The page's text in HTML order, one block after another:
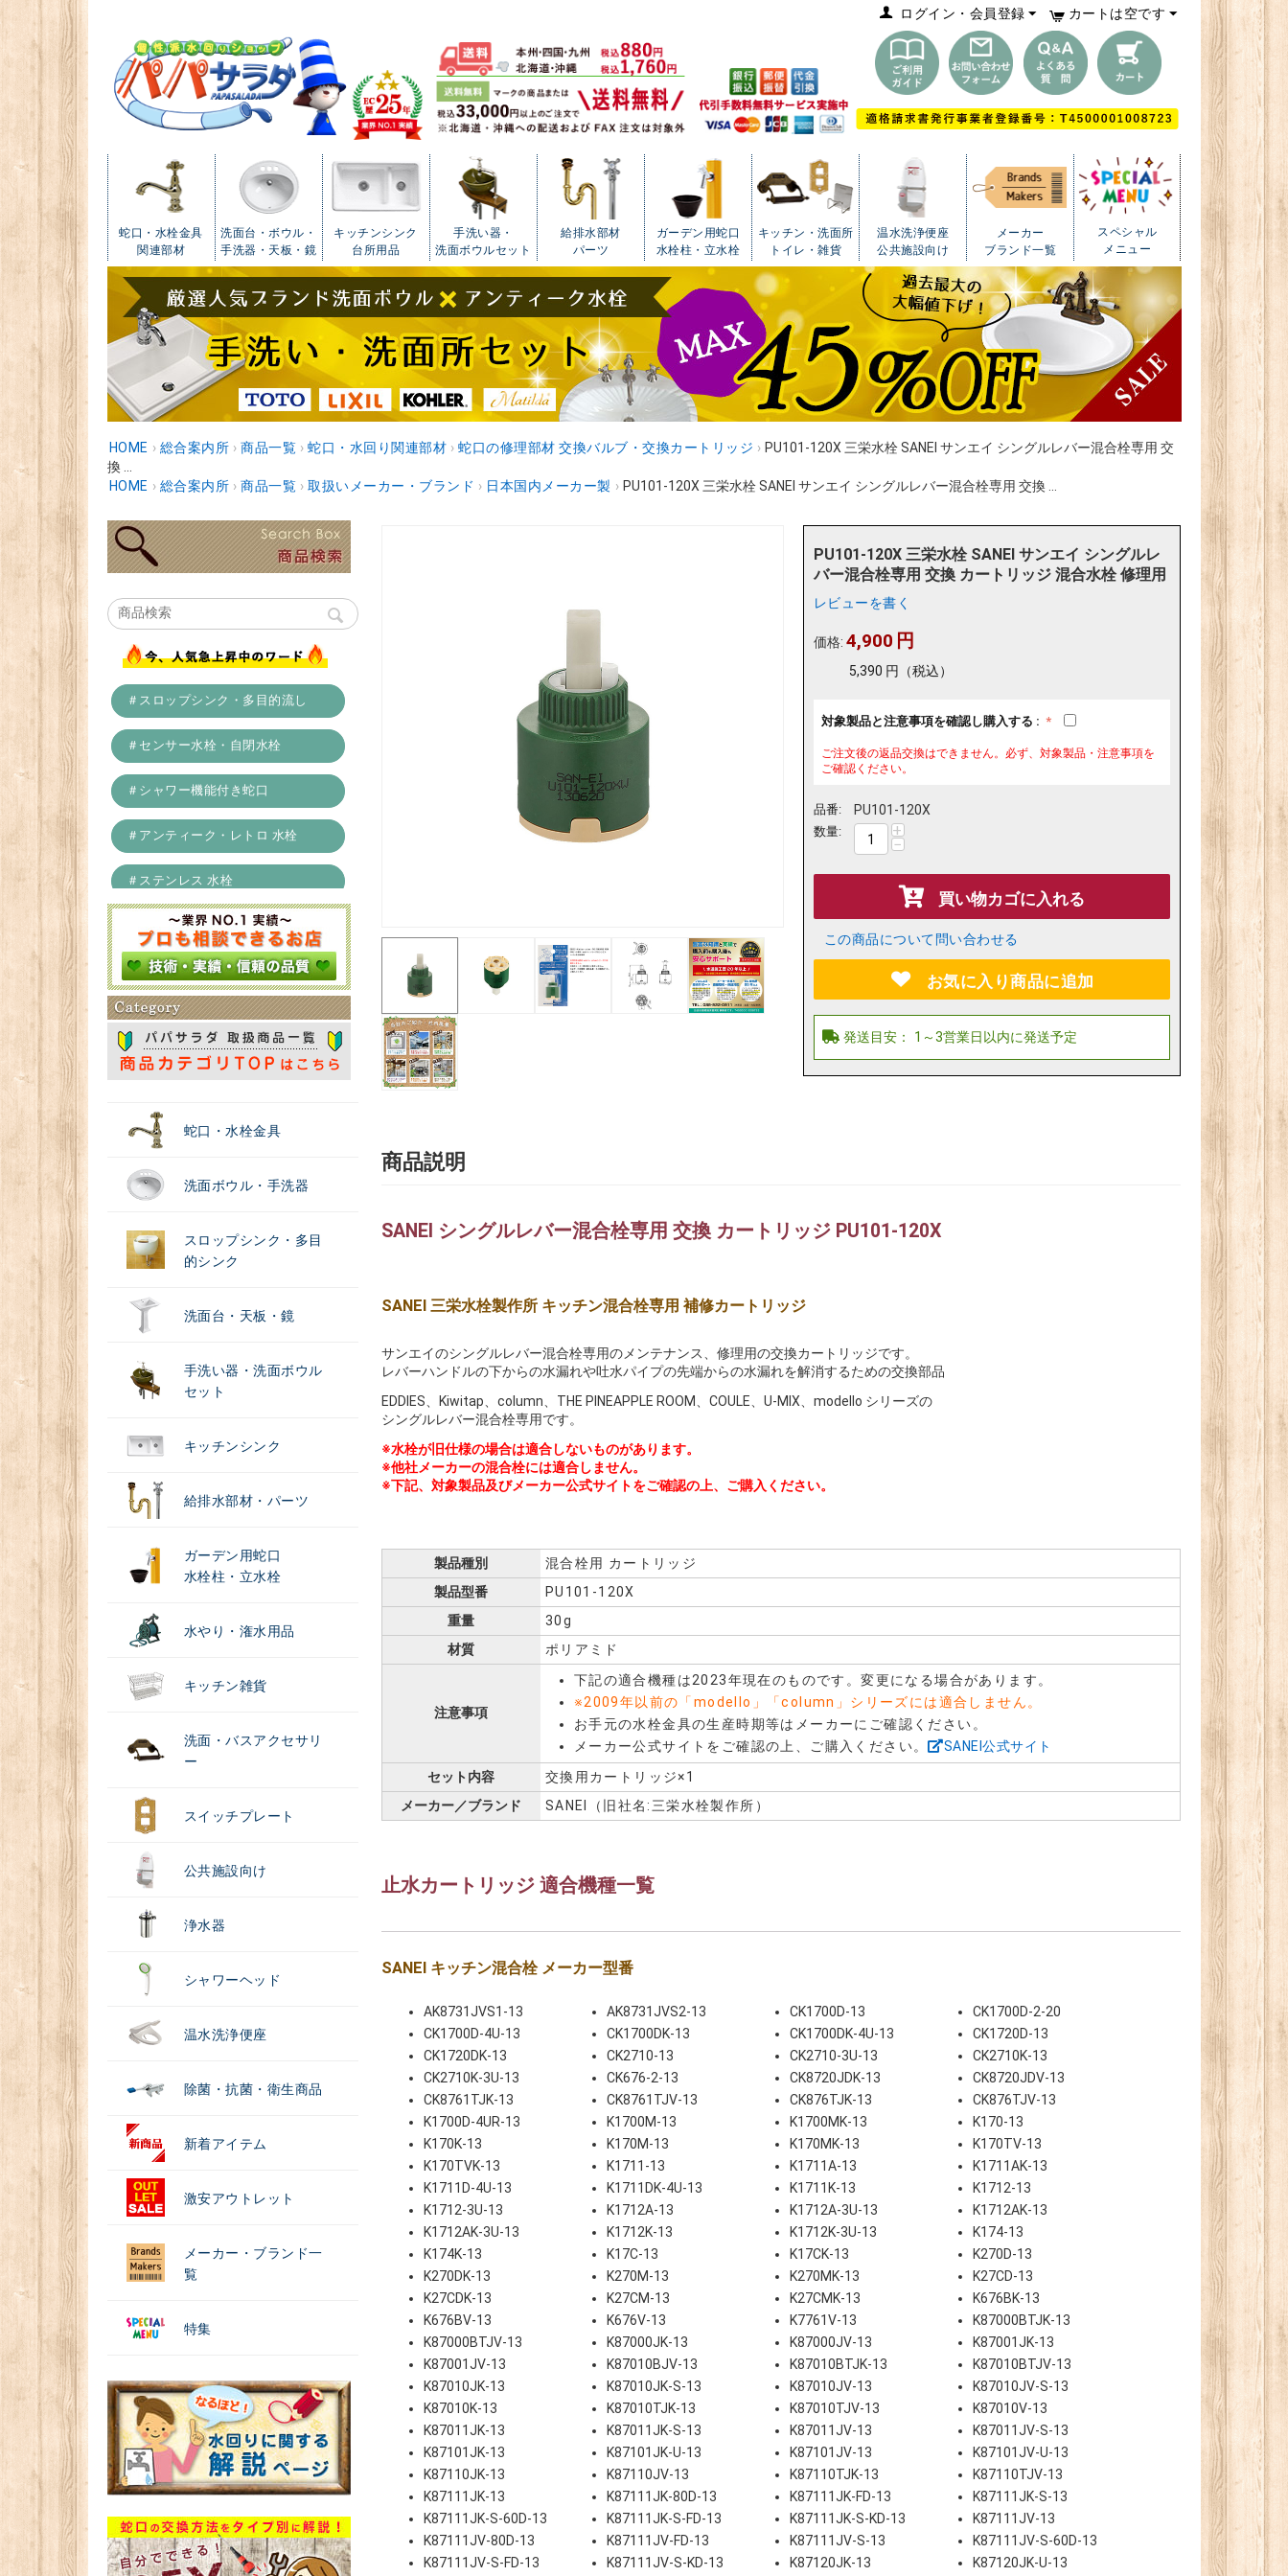
カートは空です
ログイン・会員登録
蛇口・水栓金具
関連部材
洗面台・ボウル・
手洗器・天板・鏡
キッチンシンク
台所用品
手洗い器・
洗面ボウルセット
給排水部材
パーツ
ガーデン用蛇口
水栓柱・立水栓
キッチン・洗面所
トイレ・雑貨
温水洗浄便座
公共施設向け
メーカー
ブランド一覧
スペシャル
メニュー
HOME › 総合案内所 › 商品一覧 › 蛇口・水回り関連部材 › 蛇口の修理部材 交換バルブ・交換カートリッジ › PU101-120X 三栄水栓 SANEI サンエイ シングルレバー混合栓専用 交
換 ...
HOME › 総合案内所 › 商品一覧 › 取扱いメーカー・ブランド › 日本国内メーカー製 › PU101-120X 三栄水栓 SANEI サンエイ シングルレバー混合栓専用 交換 ...
＃スロップシンク・多目的流し
＃センサー水栓・自閉水栓
＃シャワー機能付き蛇口
＃アンティーク・レトロ 水栓
＃ステンレス 水栓
＃浄水器
蛇口・水栓金具
洗面ボウル・手洗器
スロップシンク・多目
的シンク
洗面台・天板・鏡
手洗い器・洗面ボウル
セット
キッチンシンク
給排水部材・パーツ
ガーデン用蛇口
水栓柱・立水栓
水やり・潅水用品
キッチン雑貨
洗面・バスアクセサリ
ー
スイッチプレート
公共施設向け
浄水器
シャワーヘッド
温水洗浄便座
除菌・抗菌・衛生商品
新着アイテム
激安アウトレット
メーカー・ブランド一
覧
特集
PU101-120X 三栄水栓 SANEI サンエイ シングルレ
バー混合栓専用 交換 カートリッジ 混合水栓 修理用
レビューを書く
価格: 4,900 円
5,390 円 （税込）
対象製品と注意事項を確認し購入する :
ご注文後の返品交換はできません。必ず、対象製品・注意事項を
ご確認ください。
品番: PU101-120X
数量: +
−
買い物カゴに入れる
この商品について問い合わせる
お気に入り商品に追加
商品説明
SANEI シングルレバー混合栓専用 交換 カートリッジ PU101-120X
SANEI 三栄水栓製作所 キッチン混合栓専用 補修カートリッジ
サンエイのシングルレバー混合栓専用のメンテナンス、修理用の交換カートリッジです。
レバーハンドルの下からの水漏れや吐水パイプの先端からの水漏れを解消するための交換部品
EDDIES、Kiwitap、column、THE PINEAPPLE ROOM、COULE、U-MIX、modello シリーズの
シングルレバー混合栓専用です。
※水栓が旧仕様の場合は適合しないものがあります。
※他社メーカーの混合栓には適合しません。
※下記、対象製品及びメーカー公式サイトをご確認の上、ご購入ください。
製品種別
混合栓用 カートリッジ
製品型番
PU101-120X
重量
30g
材質
ポリアミド
注意事項
下記の適合機種は2023年現在のものです。変更になる場合があります。
※2009年以前の「modello」「column」シリーズには適合しません。
お手元の水栓金具の生産時期等はメーカーにご確認ください。
メーカー公式サイトをご確認の上、ご購入ください。‎
SANEI公式サイト
セット内容
交換用カートリッジ×1
メーカー／ブランド
‎SANEI（旧社名:三栄水栓製作所）
止水カートリッジ 適合機種一覧
SANEI キッチン混合栓 メーカー型番
AK8731JVS1-13 AK8731JVS2-13 CK1700D-13
CK1700D-2-20
CK1700D-4U-13
CK1700DK-13 CK1700DK-4U-13
CK1720D-13
CK1720DK-13
CK2710-13 CK2710-3U-13
CK2710K-13
CK2710K-3U-13
CK676-2-13 CK8720JDK-13
CK8720JDV-13
CK8761TJK-13
CK8761TJV-13 CK876TJK-13
CK876TJV-13
K1700D-4UR-13
K1700M-13 K1700MK-13
K170-13
K170K-13
K170M-13 K170MK-13
K170TV-13
K170TVK-13
K1711-13 K1711A-13
K1711AK-13
K1711D-4U-13
K1711DK-4U-13 K1711K-13
K1712-13
K1712-3U-13
K1712A-13 K1712A-3U-13
K1712AK-13
K1712AK-3U-13
K1712K-13 K1712K-3U-13
K174-13
K174K-13
K17C-13 K17CK-13
K270D-13
K270DK-13
K270M-13 K270MK-13
K27CD-13
K27CDK-13
K27CM-13 K27CMK-13
K676BK-13
K676BV-13
K676V-13 K7761V-13
K87000BTJK-13
K87000BTJV-13
K87000JK-13 K87000JV-13
K87001JK-13
K87001JV-13
K87010BJV-13 K87010BTJK-13
K87010BTJV-13
K87010JK-13
K87010JK-S-13 K87010JV-13
K87010JV-S-13
K87010K-13
K87010TJK-13 K87010TJV-13
K87010V-13
K87011JK-13
K87011JK-S-13 K87011JV-13
K87011JV-S-13
K87101JK-13
K87101JK-U-13 K87101JV-13
K87101JV-U-13
K87110JK-13
K87110JV-13 K87110TJK-13
K87110TJV-13
K87111JK-13
K87111JK-80D-13 K87111JK-FD-13
K87111JK-S-13
K87111JK-S-60D-13
K87111JK-S-FD-13 K87111JK-S-KD-13
K87111JV-13
K87111JV-80D-13
K87111JV-FD-13 K87111JV-S-13
K87111JV-S-60D-13
K87111JV-S-FD-13
K87111JV-S-KD-13 K87120JK-13 K87120JK-U-13